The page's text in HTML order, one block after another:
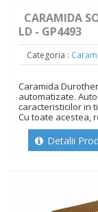
CARAMIDA
LD - GP4493
Categoria :
Caramida
automatizate.
caracteristicilor in
Cu toate acestea,
Detalii